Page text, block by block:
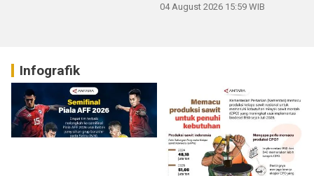
04 August 2026 15:59 WIB
Infografik